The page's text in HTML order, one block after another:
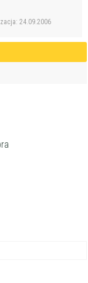
24.09.2006